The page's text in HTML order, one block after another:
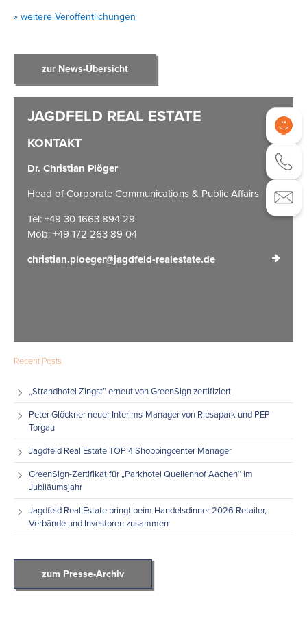
» weitere Veröffentlichungen
zur News-Übersicht
KONTAKT
Dr. Christian Plöger
Head of Corporate Communications & Public Affairs
Tel: +49 30 1663 894 29
Mob: +49 172 263 89 04
christian.ploeger@jagdfeld-realestate.de
Recent Posts
„Strandhotel Zingst” erneut von GreenSign zertifiziert
Peter Glöckner neuer Interims-Manager von Riesapark und PEP
Torgau
Jagdfeld Real Estate TOP 4 Shoppingcenter Manager
GreenSign-Zertifikat für „Parkhotel Quellenhof Aachen“ im
Jubiläumsjahr
Jagdfeld Real Estate bringt beim Handelsdinner 2026 Retailer,
Verbände und Investoren zusammen
zum Presse-Archiv